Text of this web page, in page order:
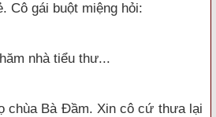
Cô gái buột miệng hỏi:
nhà tiểu thư...
chùa Bà Ðầm. Xin cô cứ thưa lại